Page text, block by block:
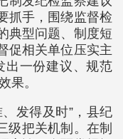
抓手，围绕监督检
典型问题、制度短
促相关单位压实主
出一份建议、规范
果。
发得及时”，县纪
级把关机制。在制